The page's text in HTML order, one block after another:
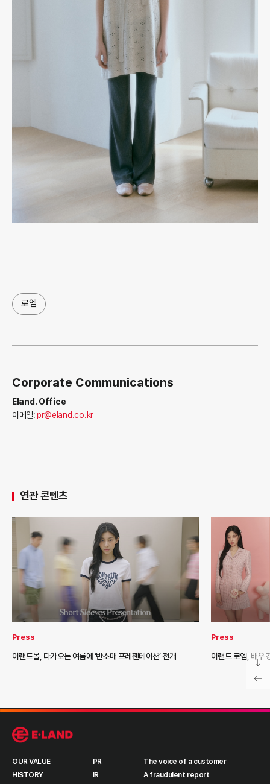
로엠
Corporate Communications
Eland. Office
이메일:pr@eland.co.kr
연관 콘텐츠
Press
이랜드몰, 다가오는 여름에 ‘반소매 프레젠테이션’ 전개
Press
이랜드 로엠, 배우
OUR VALUE
HISTORY
PR
IR
The voice of a customer
A fraudulent report